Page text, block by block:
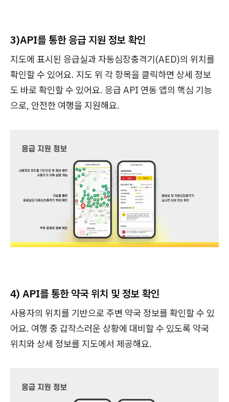
3)API를 통한 응급 지원 정보 확인
지도에 표시된 응급실과 자동심장충격기(AED)의 위치를
확인할 수 있어요. 지도 위 각 항목을 클릭하면 상세 정보
도 바로 확인할 수 있어요. 응급 API 연동 앱의 핵심 기능
으로, 안전한 여행을 지원해요.
4) API를 통한 약국 위치 및 정보 확인
사용자의 위치를 기반으로 주변 약국 정보를 확인할 수 있
어요. 여행 중 갑작스러운 상황에 대비할 수 있도록 약국
위치와 상세 정보를 지도에서 제공해요.